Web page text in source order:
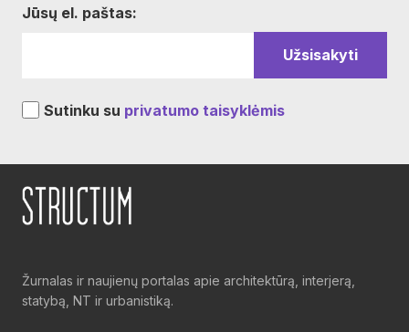
Jūsų el. paštas:
Sutinku su privatumo taisyklėmis
Žurnalas ir naujienų portalas apie architektūrą, interjerą,
statybą, NT ir urbanistiką.